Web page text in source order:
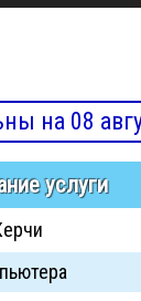
на 08
услуги